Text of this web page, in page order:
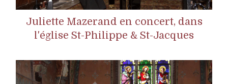
Juliette Mazerand en concert, dans
l'église St-Philippe & St-Jacques